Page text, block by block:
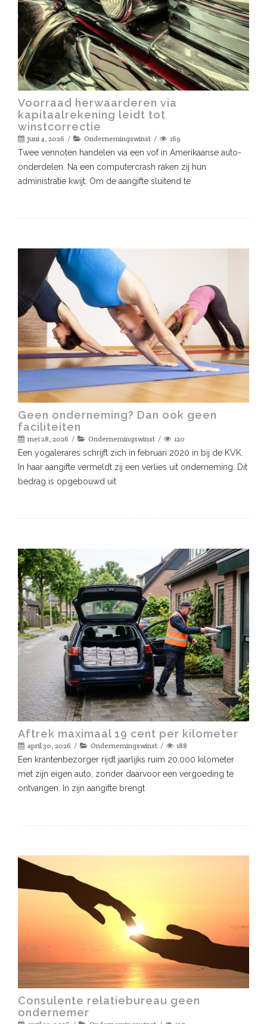
Voorraad herwaarderen via
kapitaalrekening leidt tot
winstcorrectie
juni 4, 2026 Ondernemingswinst 169
Twee vennoten handelen via een vof in Amerikaanse auto-
onderdelen. Na een computercrash raken zij hun
administratie kwijt. Om de aangifte sluitend te
Geen onderneming? Dan ook geen
faciliteiten
mei 28, 2026 Ondernemingswinst 120
Een yogalerares schrijft zich in februari 2020 in bij de KVK.
In haar aangifte vermeldt zij een verlies uit onderneming. Dit
bedrag is opgebouwd uit
Aftrek maximaal 19 cent per kilometer
april 30, 2026 Ondernemingswinst 188
Een krantenbezorger rijdt jaarlijks ruim 20.000 kilometer
met zijn eigen auto, zonder daarvoor een vergoeding te
ontvangen. In zijn aangifte brengt
Consulente relatiebureau geen
ondernemer